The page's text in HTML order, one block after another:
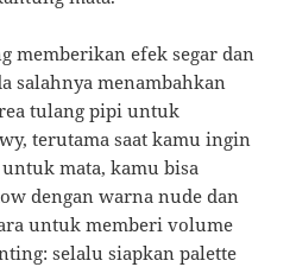
memberikan efek segar dan
salahnya menambahkan
tulang pipi untuk
terutama saat kamu ingin
mata, kamu bisa
dengan warna nude dan
untuk memberi volume
selalu siapkan palette